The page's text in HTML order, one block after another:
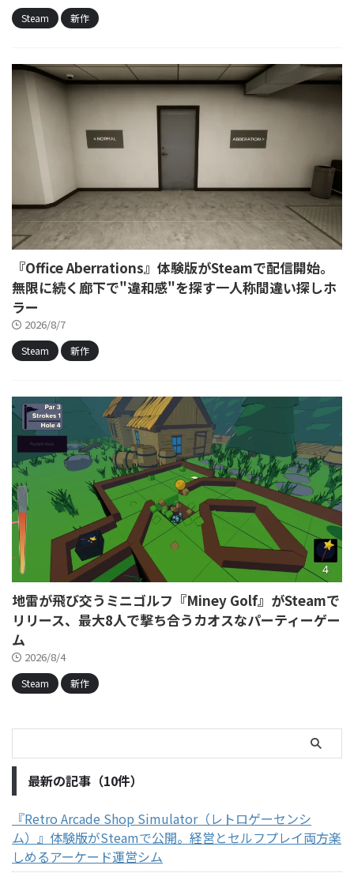
Steam 新作
『Office Aberrations』体験版がSteamで配信開始。
無限に続く廊下で"違和感"を探す一人称間違い探しホ
ラー
2026/8/7
Steam 新作
地雷が飛び交うミニゴルフ『Miney Golf』がSteamで
リリース、最大8人で撃ち合うカオスなパーティーゲー
ム
2026/8/4
Steam 新作
最新の記事（10件）
『Retro Arcade Shop Simulator（レトロゲーセンシ
ム）』体験版がSteamで公開。経営とセルフプレイ両方楽
しめるアーケード運営シム